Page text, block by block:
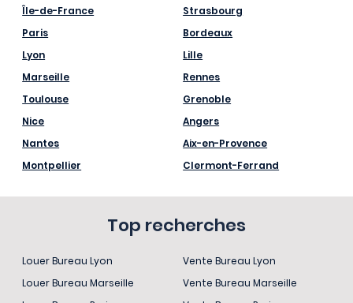
Île-de-France
Paris
Lyon
Marseille
Toulouse
Nice
Nantes
Montpellier
Strasbourg
Bordeaux
Lille
Rennes
Grenoble
Angers
Aix-en-Provence
Clermont-Ferrand
Top recherches
Louer Bureau Lyon
Louer Bureau Marseille
Vente Bureau Lyon
Vente Bureau Marseille